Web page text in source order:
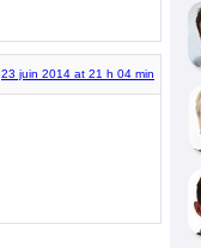
23 juin 2014 at 21 h 04 min